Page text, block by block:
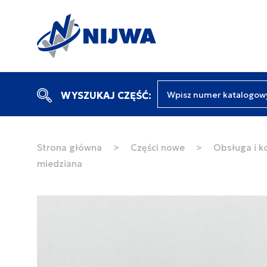
WYSZUKAJ CZĘŚĆ:
Strona główna > Części nowe > Obsługa i
miedziana